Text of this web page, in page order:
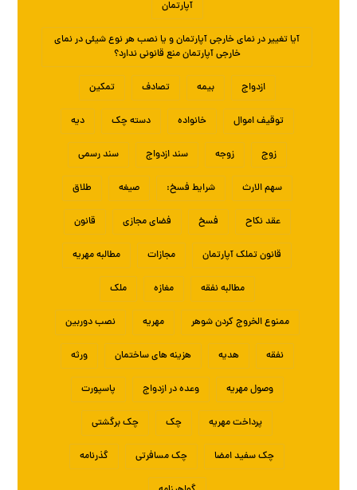
آپارتمان
آیا تغییر در نمای خارجی آپارتمان و یا نصب هر نوع شیئی در نمای
خارجی آپارتمان منع قانونی ندارد؟
ازدواج بیمه تصادف تمکین
توقیف اموال خانواده دسته چک دیه
زوج زوجه سند ازدواج سند رسمی
سهم الارث شرایط فسخ: صیغه طلاق
عقد نکاح فسخ فضای مجازی قانون
قانون تملک آپارتمان مجازات مطالبه مهریه
مطالبه نفقه مغازه ملک
ممنوع الخروج کردن شوهر مهریه نصب دوربین
نفقه هدیه هزینه های ساختمان ورثه
وصول مهریه وعده در ازدواج پاسپورت
پرداخت مهریه چک چک برگشتی
چک سفید امضا چک مسافرتی گذرنامه